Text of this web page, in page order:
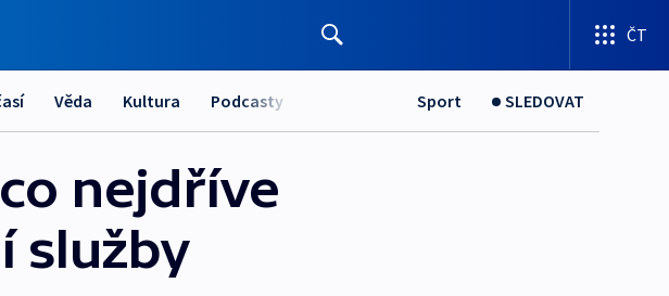
ČT
Věda Kultura Podcasty Sport SLEDOVAT
nejdříve
služby